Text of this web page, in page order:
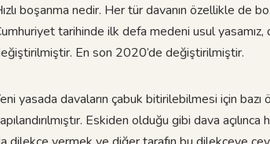
boşanma nedir. Her tür davanın özellikle de
tarihinde ilk defa medeni usul
En son 2020’de değiştirilmiştir.
yasada davaların çabuk bitirilebilmesi için
Eskiden olduğu gibi dava